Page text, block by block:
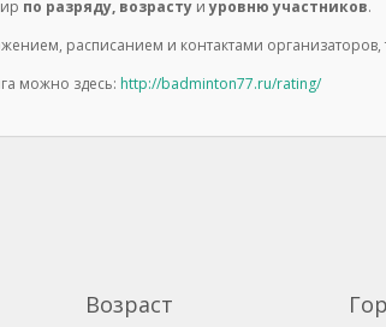
по разряду, возрасту иуровню участников.
расписанием и контактами организаторов,
можно здесь: http://badminton77.ru/rating/
Возраст